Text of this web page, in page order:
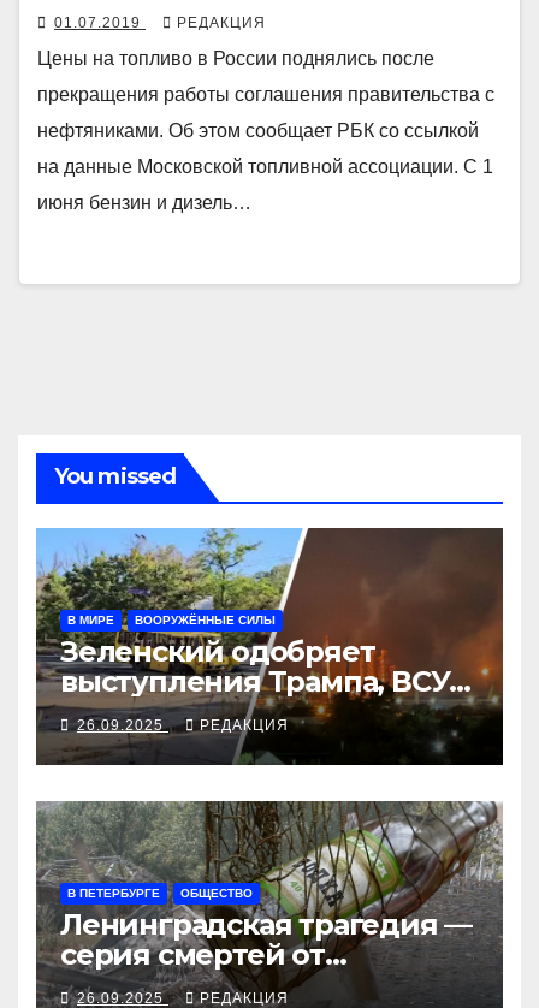
01.07.2019 РЕДАКЦИЯ
Цены на топливо в России поднялись после
прекращения работы соглашения правительства с
нефтяниками. Об этом сообщает РБК со ссылкой
на данные Московской топливной ассоциации. С 1
июня бензин и дизель…
You missed
В МИРЕ ВООРУЖЁННЫЕ СИЛЫ
Зеленский одобряет
выступления Трампа, ВСУ
закрыли Добропольский
рубеж
26.09.2025 РЕДАКЦИЯ
В ПЕТЕРБУРГЕ ОБЩЕСТВО
Ленинградская трагедия —
серия смертей от
алкосуррогата
26.09.2025 РЕДАКЦИЯ